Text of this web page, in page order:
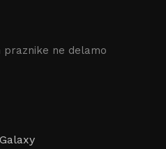
praznike ne delamo